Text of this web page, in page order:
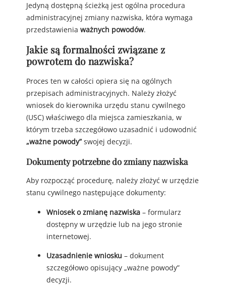
Jedyną dostępną ścieżką jest ogólna procedura
administracyjnej zmiany nazwiska, która wymaga
przedstawienia ważnych powodów.
Jakie są formalności związane z
powrotem do nazwiska?
Proces ten w całości opiera się na ogólnych
przepisach administracyjnych. Należy złożyć
wniosek do kierownika urzędu stanu cywilnego
(USC) właściwego dla miejsca zamieszkania, w
którym trzeba szczegółowo uzasadnić i udowodnić
„ważne powody”swojej decyzji.
Dokumenty potrzebne do zmiany nazwiska
Aby rozpocząć procedurę, należy złożyć w urzędzie
stanu cywilnego następujące dokumenty:
Wniosek o zmianę nazwiska – formularz
dostępny w urzędzie lub na jego stronie
internetowej.
Uzasadnienie wniosku – dokument
szczegółowo opisujący „ważne powody”
decyzji.